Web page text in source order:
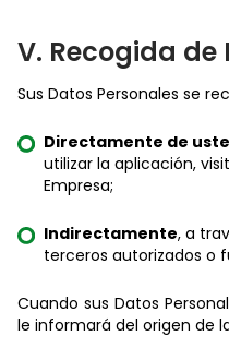
V. Recogida de
Sus Datos Personales se
Directamente de
utilizar la aplicación,
Empresa;
Indirectamente, a
terceros autorizados o
Cuando sus Datos
le informará del origen de